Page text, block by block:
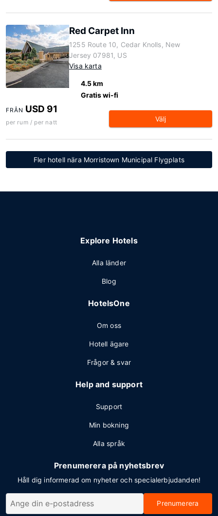
Red Carpet Inn
1255 Route 10, Cedar Knolls, New
Jersey 07981, US
Visa karta
4.5 km
Gratis wi-fi
FRÅN USD 91
per rum / per natt Välj
Fler hotell nära Morristown Municipal Flygplats
Explore Hotels
Alla länder
Blog
HotelsOne
Om oss
Hotell ägare
Frågor & svar
Help and support
Support
Min bokning
Alla språk
Prenumerera på nyhetsbrev
Håll dig informerad om nyheter och specialerbjudanden!
Prenumerera